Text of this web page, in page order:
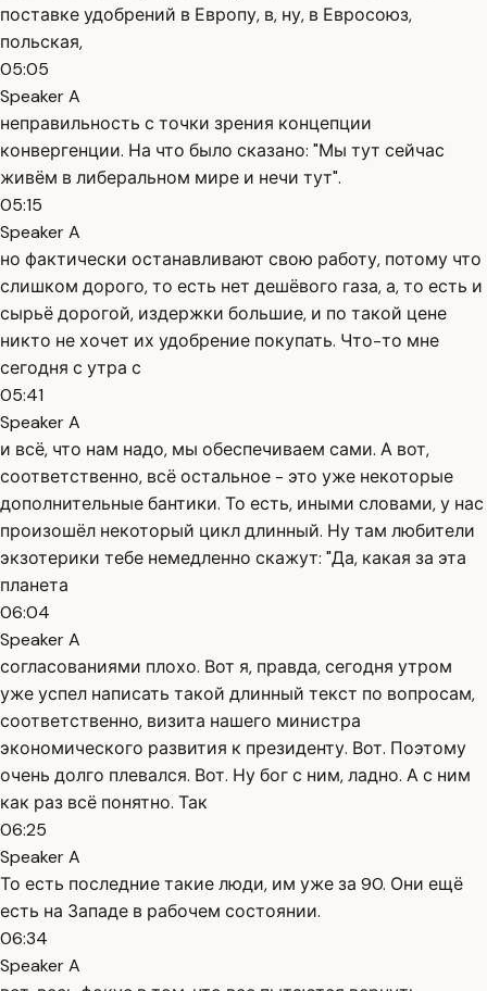
поставке удобрений в Европу, в, ну, в Евросоюз,
польская,
05:05
Speaker A
неправильность с точки зрения концепции
конвергенции. На что было сказано: "Мы тут сейчас
живём в либеральном мире и нечи тут".
05:15
Speaker A
но фактически останавливают свою работу, потому что
слишком дорого, то есть нет дешёвого газа, а, то есть и
сырьё дорогой, издержки большие, и по такой цене
никто не хочет их удобрение покупать. Что-то мне
сегодня с утра с
05:41
Speaker A
и всё, что нам надо, мы обеспечиваем сами. А вот,
соответственно, всё остальное - это уже некоторые
дополнительные бантики. То есть, иными словами, у нас
произошёл некоторый цикл длинный. Ну там любители
экзотерики тебе немедленно скажут: "Да, какая за эта
планета
06:04
Speaker A
согласованиями плохо. Вот я, правда, сегодня утром
уже успел написать такой длинный текст по вопросам,
соответственно, визита нашего министра
экономического развития к президенту. Вот. Поэтому
очень долго плевался. Вот. Ну бог с ним, ладно. А с ним
как раз всё понятно. Так
06:25
Speaker A
То есть последние такие люди, им уже за 90. Они ещё
есть на Западе в рабочем состоянии.
06:34
Speaker A